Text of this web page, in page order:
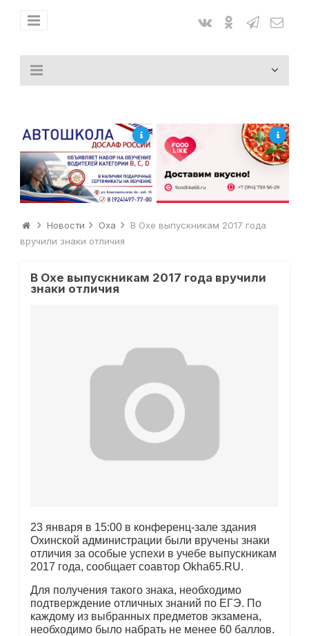
Новости Оха
В Охе выпускникам 2017 года
вручили знаки отличия
В Охе выпускникам 2017 года вручили
знаки отличия
23 января в 15:00 в конференц-зале здания
Охинской администрации были вручены знаки
отличия за особые успехи в учебе выпускникам
2017 года, сообщает соавтор Okha65.RU.
Для получения такого знака, необходимо
подтверждение отличных знаний по ЕГЭ. По
каждому из выбранных предметов экзамена,
необходимо было набрать не менее 60 баллов.